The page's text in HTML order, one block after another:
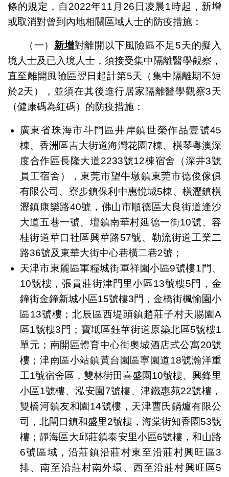
條的規定，自2022年11月26日凌晨1時起，新增
或取消對曾到內地相關區域人士的防疫措施：
（一）新增對離開以下風險區不足5天的擬入
境人士及已入境人士，須接受集中隔離醫學觀察，
直至離開風險區翌日起計第5天（集中隔離期不短
於2天），並須在其後進行居家隔離醫學觀察3天
（健康碼為紅碼）的防疫措施：
廣東省珠海市斗門區井岸鎮世榮作品壹號45
棟、香洲區吉大街道海灣花園7棟、橫琴粵澳深
度合作區長隆大道2233號12棟宿舍（深井3號
員工宿舍），東莞市望牛墩鎮東莞市德俊傢俱
有限公司、寮步鎮保利中惠悅城5棟、橫瀝鎮橫
瀝鎮康樂路40號，佛山市順德區大良街道逢沙
大道五巷一號、壇鎮南華村延德一街10號、容
桂街道華口社區興華路57號、勒流街道工業二
路36號及東華大街中心巷橫二巷2號；
天津市東麗區軍糧城街軍祥園小區9號樓1門、
10號樓，張貴莊街津門里小區13號樓5門，金
鐘街金鐘新城小區15號樓3門，金橋街楓愉園小
區13號樓；北辰區西堤頭鎮趙莊子村天賜園A
區1號樓3門；寶坻區鈺華街道原築北區5號樓1
單元；南開區體育中心街奧城酒店式公寓20號
樓；津南區小站鎮黃台園區寧園道18號瀚洋重
工1號宿舍區，雙林街田喜盛園10號樓、興鋒里
小區1號樓、泓安園7號樓、津鐵惠苑22號樓，
雙橋河鎮友和園14號樓，天津曹氏鍋爐有限公
司，北閘口鎮和盛里2號樓，海棠街知香園53號
樓；靜海區大邱莊鎮泰安里小區6號樓，和山路
6號區域，沿莊鎮沿莊村東至沿莊村興旺區3
排、南至沿莊村南外環、西至沿莊村興旺區5